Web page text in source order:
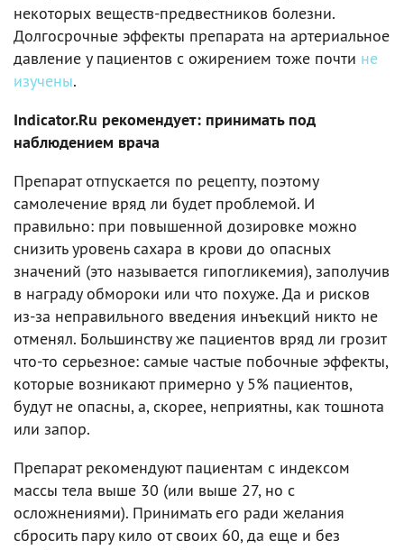
некоторых веществ-предвестников болезни.
Долгосрочные эффекты препарата на артериальное
давление у пациентов с ожирением тоже почти не
изучены.
Indicator.Ru рекомендует: принимать под
наблюдением врача
Препарат отпускается по рецепту, поэтому
самолечение вряд ли будет проблемой. И
правильно: при повышенной дозировке можно
снизить уровень сахара в крови до опасных
значений (это называется гипогликемия), заполучив
в награду обмороки или что похуже. Да и рисков
из-за неправильного введения инъекций никто не
отменял. Большинству же пациентов вряд ли грозит
что-то серьезное: самые частые побочные эффекты,
которые возникают примерно у 5% пациентов,
будут не опасны, а, скорее, неприятны, как тошнота
или запор.
Препарат рекомендуют пациентам с индексом
массы тела выше 30 (или выше 27, но с
осложнениями). Принимать его ради желания
сбросить пару кило от своих 60, да еще и без